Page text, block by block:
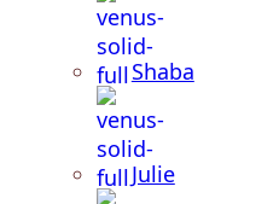
Shaba
Julie